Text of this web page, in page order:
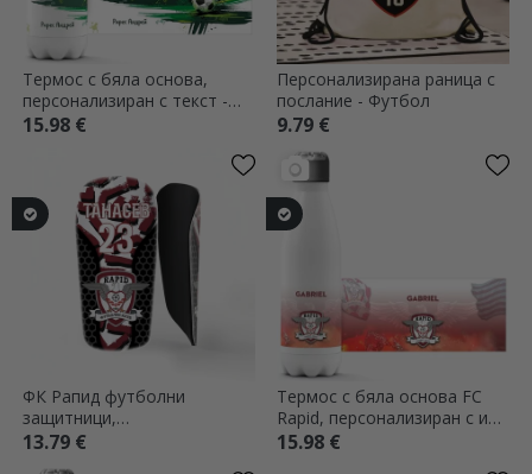
Термос с бяла основа,
персонализиран с текст -
Ball
15.98 €
Персонализирана раница с
послание - Футбол
9.79 €
ФК Рапид футболни
защитници,
персонализирани с текст -
13.79 €
Термос с бяла основа FC
Rapid, персонализиран с име
- Rapid Gallery
15.98 €